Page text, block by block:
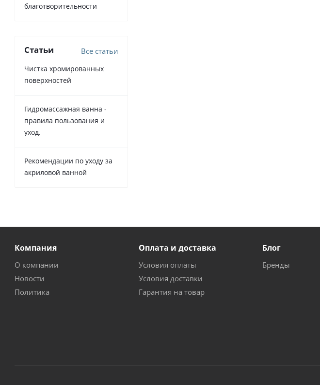
благотворительности
Статьи Все статьи
Чистка хромированных
поверхностей
Гидромассажная ванна -
правила пользования и
уход.
Рекомендации по уходу за
акриловой ванной
Компания
О компании
Новости
Политика
Оплата и доставка
Условия оплаты
Условия доставки
Гарантия на товар
Блог
Бренды